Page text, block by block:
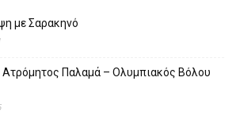
με Σαρακηνό
Παλαμά – Ολυμπιακός Βόλου